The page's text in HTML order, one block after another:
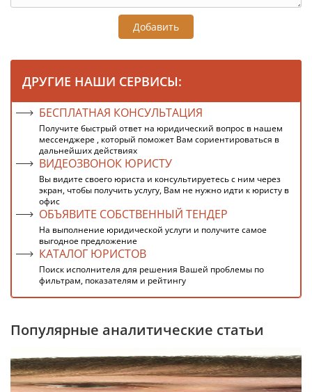
Добавить
ДРУГИЕ НАШИ СЕРВИСЫ:
БЕСПЛАТНАЯ КОНСУЛЬТАЦИЯ
Получите быстрый ответ на юридический вопрос в нашем
мессенджере , который поможет Вам сориентироваться в
дальнейших действиях
ВИДЕОЗВОНОК ЮРИСТУ
Вы видите своего юриста и консультируетесь с ним через
экран, чтобы получить услугу, Вам не нужно идти к юристу в
офис
ОБЪЯВИТЕ СОБСТВЕННЫЙ ТЕНДЕР
На выполнение юридической услуги и получите самое
выгодное предложение
КАТАЛОГ ЮРИСТОВ
Поиск исполнителя для решения Вашей проблемы по
фильтрам, показателям и рейтингу
Популярные аналитические статьи